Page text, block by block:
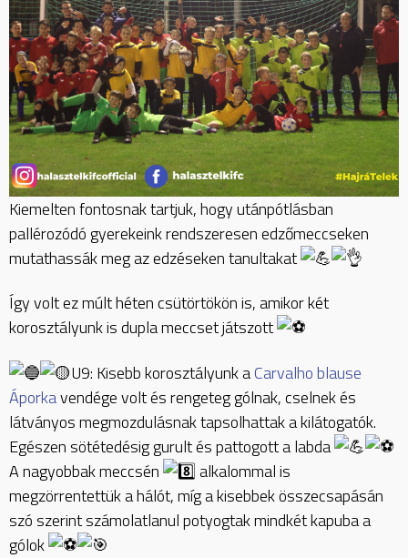
Kiemelten fontosnak tartjuk, hogy utánpótlásban
pallérozódó gyerekeink rendszeresen edzőmeccseken
mutathassák meg az edzéseken tanultakat
Így volt ez múlt héten csütörtökön is, amikor két
korosztályunk is dupla meccset játszott
U9: Kisebb korosztályunk aCarvalho blause
Áporkavendége volt és rengeteg gólnak, cselnek és
látványos megmozdulásnak tapsolhattak a kilátogatók.
Egészen sötétedésig gurult és pattogott a labda
A nagyobbak meccsén
alkalommal is
megzörrentettük a hálót, míg a kisebbek összecsapásán
szó szerint számolatlanul potyogtak mindkét kapuba a
gólok